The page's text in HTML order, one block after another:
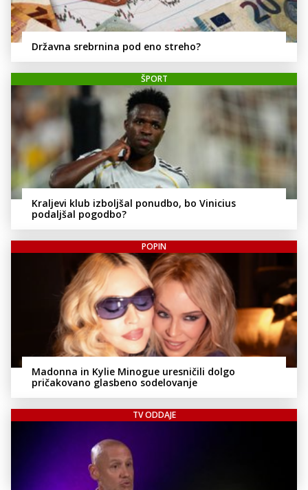
Državna srebrnina pod eno streho?
ŠPORT
Kraljevi klub izboljšal ponudbo, bo Vinicius
podaljšal pogodbo?
POPIN
Madonna in Kylie Minogue uresničili dolgo
pričakovano glasbeno sodelovanje
TV ODDAJE